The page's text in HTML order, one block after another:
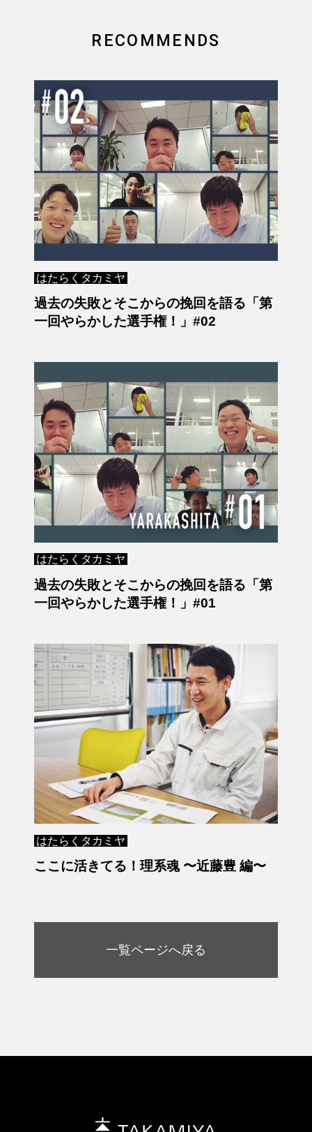
RECOMMENDS
はたらくタカミヤ
過去の失敗とそこからの挽回を語る「第
一回やらかした選手権！」#02
はたらくタカミヤ
過去の失敗とそこからの挽回を語る「第
一回やらかした選手権！」#01
はたらくタカミヤ
ここに活きてる！理系魂 〜近藤豊 編〜
一覧ページへ戻る